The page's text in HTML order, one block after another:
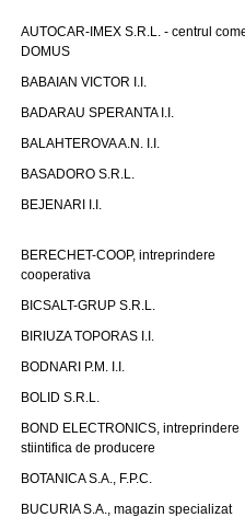
AUTOCAR-IMEX S.R.L. - centrul
DOMUS
BABAIAN VICTOR I.I.
BADARAU SPERANTA I.I.
BALAHTEROVA A.N. I.I.
BASADORO S.R.L.
BEJENARI I.I.
BERECHET-COOP, intreprindere
cooperativa
BICSALT-GRUP S.R.L.
BIRIUZA TOPORAS I.I.
BODNARI P.M. I.I.
BOLID S.R.L.
BOND ELECTRONICS, intreprindere
stiintifica de producere
BOTANICA S.A., F.P.C.
BUCURIA S.A., magazin specializat